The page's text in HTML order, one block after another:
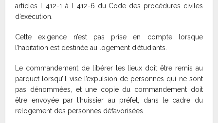
articles L.412-1 à L.412-6 du Code des procédures civiles
d’exécution.
Cette exigence n’est pas prise en compte lorsque
l’habitation est destinée au logement d’étudiants.
Le commandement de libérer les lieux doit être remis au
parquet lorsqu’il vise l’expulsion de personnes qui ne sont
pas dénommées, et une copie du commandement doit
être envoyée par l’huissier au préfet, dans le cadre du
relogement des personnes défavorisées.